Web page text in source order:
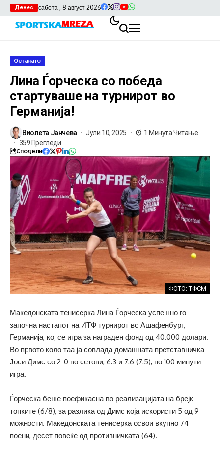
Денес сабота , 8 август 2026
Останато
Лина Ѓорческа со победа
стартуваше на турнирот во
Германија!
Виолета Јанчева Јули 10, 2025
1 Минута Читање
359 Прегледи
Сподели
ФОТО: ТФСМ
Македонската тенисерка Лина Ѓорческа успешно го
започна настапот на ИТФ турнирот во Ашафенбург,
Германија, кој се игра за награден фонд од 40.000 долари.
Во првото коло таа ја совлада домашната претставничка
Јоси Димс со 2-0 во сетови, 6:3 и 7:6 (7:5), по 100 минути
игра.
Ѓорческа беше поефикасна во реализацијата на брејк
топките (6/8), за разлика од Димс која искористи 5 од 9
можности. Македонската тенисерка освои вкупно 74
поени, десет повеќе од противничката (64).